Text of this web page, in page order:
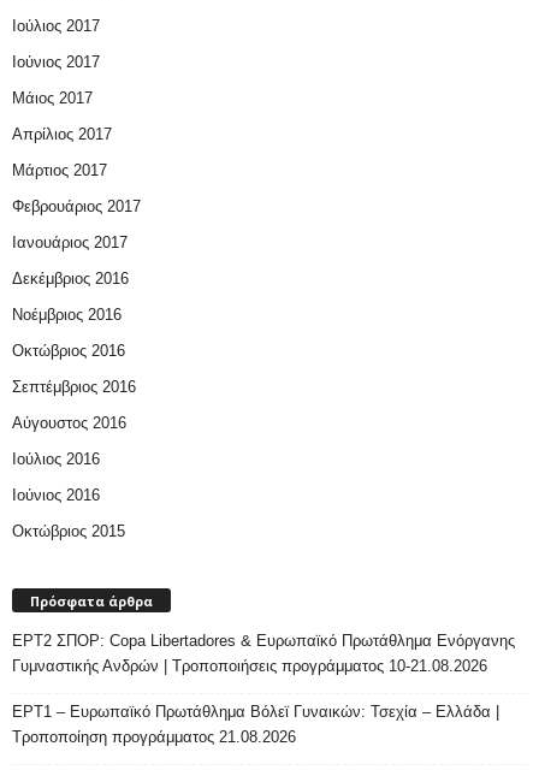
Ιούλιος 2017
Ιούνιος 2017
Μάιος 2017
Απρίλιος 2017
Μάρτιος 2017
Φεβρουάριος 2017
Ιανουάριος 2017
Δεκέμβριος 2016
Νοέμβριος 2016
Οκτώβριος 2016
Σεπτέμβριος 2016
Αύγουστος 2016
Ιούλιος 2016
Ιούνιος 2016
Οκτώβριος 2015
Πρόσφατα άρθρα
ΕΡΤ2 ΣΠΟΡ: Copa Libertadores & Ευρωπαϊκό Πρωτάθλημα Ενόργανης
Γυμναστικής Ανδρών | Τροποποιήσεις προγράμματος 10-21.08.2026
ΕΡΤ1 – Ευρωπαϊκό Πρωτάθλημα Βόλεϊ Γυναικών: Τσεχία – Ελλάδα |
Τροποποίηση προγράμματος 21.08.2026